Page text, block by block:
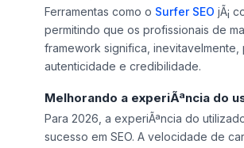
Em 2026, com o aumento da
Ferramentas como oSurfer SEOjÃ¡
permitindo que os profissionais de
framework significa,
Melhorando a experiÃªncia do
Para 2026, a experiÃªncia do